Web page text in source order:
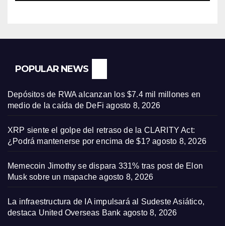
POPULAR NEWS
Depósitos de RWA alcanzan los $7.4 mil millones en
medio de la caída de DeFi agosto 8, 2026
XRP siente el golpe del retraso de la CLARITY Act:
¿Podrá mantenerse por encima de $1? agosto 8, 2026
Memecoin Jimothy se dispara 331% tras post de Elon
Musk sobre un mapache agosto 8, 2026
La infraestructura de IA impulsará al Sudeste Asiático,
destaca United Overseas Bank agosto 8, 2026